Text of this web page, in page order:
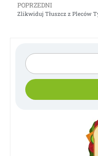
POPRZEDNI